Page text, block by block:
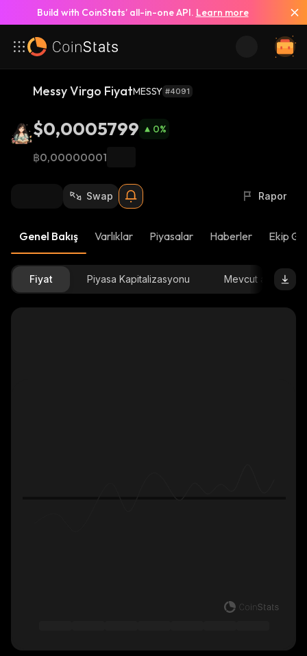
Build with CoinStats’ all-in-one API. Learn more
Messy Virgo FiyatMESSY #4091
$0,0005799 0%
฿0,00000001
Swap Rapor
Genel Bakış Varlıklar Piyasalar Haberler Ekip
Fiyat Piyasa Kapitalizasyonu Mevcut arz